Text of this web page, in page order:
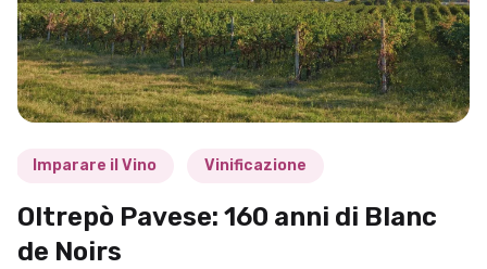
Imparare il Vino Vinificazione
Oltrepò Pavese: 160 anni di Blanc
de Noirs